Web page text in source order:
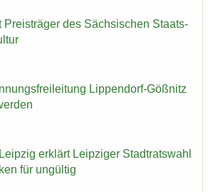
Preis­trä­ger des Säch­si­schen Staats­
Lippendorf-​Gößnitz
er­klärt Leip­zi­ger Stadt­rats­wahl
für un­gül­tig